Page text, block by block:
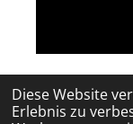
Diese Website
Erlebnis zu
© 2025 - 2026